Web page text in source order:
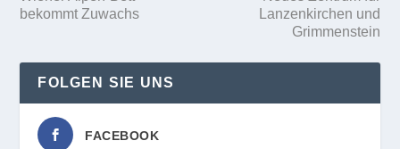
bekommt Zuwachs
Lanzenkirchen und
Grimmenstein
FOLGEN SIE UNS
FACEBOOK